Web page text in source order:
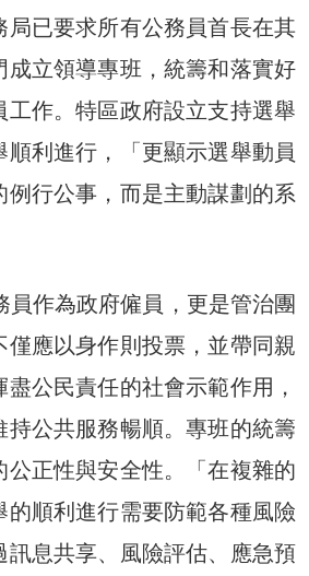
局已要求所有公務員首長在其
成立領導專班，統籌和落實好
工作。特區政府設立支持選舉
順利進行，「更顯示選舉動員
例行公事，而是主動謀劃的系
員作為政府僱員，更是管治團
僅應以身作則投票，並帶同親
公民責任的社會示範作用，
持公共服務暢順。專班的統籌
公正性與安全性。「在複雜的
的順利進行需要防範各種風險
訊息共享、風險評估、應急預